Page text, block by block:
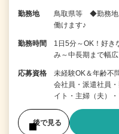
勤務地
鳥取県等 ◆勤務地
働けます♪
勤務時間
1日5分～OK！好
み～中長期まで幅
応募資格
未経験OK＆年齢不
会社員・派遣社員
イト・主婦（夫）
後で見る